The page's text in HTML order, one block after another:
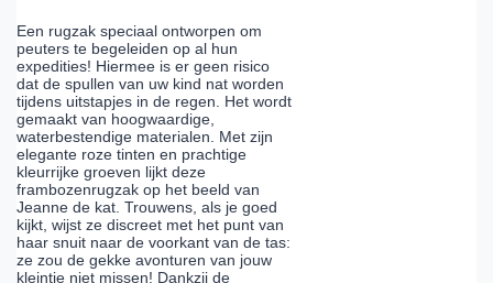
Een rugzak speciaal ontworpen om
peuters te begeleiden op al hun
expedities! Hiermee is er geen risico
dat de spullen van uw kind nat worden
tijdens uitstapjes in de regen. Het wordt
gemaakt van hoogwaardige,
waterbestendige materialen. Met zijn
elegante roze tinten en prachtige
kleurrijke groeven lijkt deze
frambozenrugzak op het beeld van
Jeanne de kat. Trouwens, als je goed
kijkt, wijst ze discreet met het punt van
haar snuit naar de voorkant van de tas:
ze zou de gekke avonturen van jouw
kleintje niet missen! Dankzij de